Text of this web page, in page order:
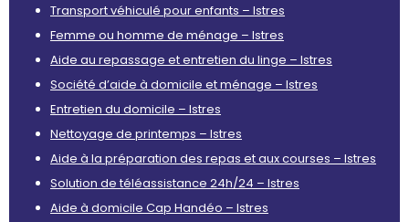
Transport véhiculé pour enfants – Istres
Femme ou homme de ménage – Istres
Aide au repassage et entretien du linge – Istres
Société d’aide à domicile et ménage – Istres
Entretien du domicile – Istres
Nettoyage de printemps – Istres
Aide à la préparation des repas et aux courses – Istres
Solution de téléassistance 24h/24 – Istres
Aide à domicile Cap Handéo – Istres